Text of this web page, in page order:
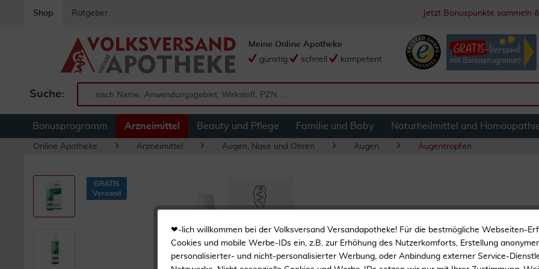
Shop Ratgeber Jetzt Bonuspunkte sammeln
Suche:
Meine Online Apotheke
günstig
schnell kompetent
Bonusprogramm Arzneimittel Beauty und Pflege Familie und Baby Naturheilmittel und
Online Apotheke Arzneimittel Augen, Nase und Ohren Augen Augentropfen
Weleda
GRATIS
Versand
❤-lich willkommen bei der Volksversand Versandapotheke! Für die bestmögliche Webseiten-
Cookies und mobile Werbe-IDs ein, z.B. zur Erhöhung des Nutzerkomforts, Erstellung
personalisierter- und nicht-personalisierter Werbung, oder Anbindung externer Service-